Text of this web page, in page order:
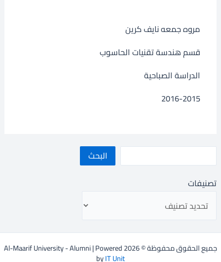
البحث
تصنيفات
مروه جمعه نايف كرين
قسم هندسة تقنيات الحاسوب
الدراسة الصباحية
2016-2015
جميع الحقوق محفوظة © 2026 Al-Maarif University - Alumni | Powered
byIT Unit